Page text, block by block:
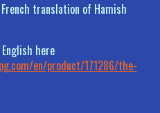
translation of Hamish
here
en/product/171286/the-